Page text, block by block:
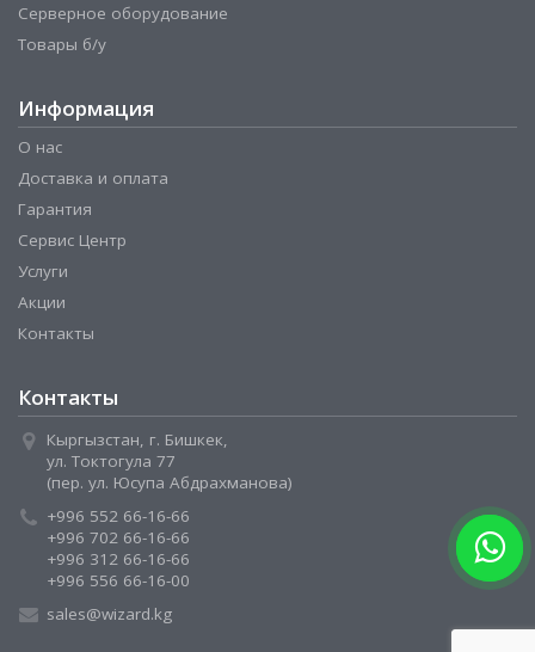
Серверное оборудование
Товары б/у
Информация
О нас
Доставка и оплата
Гарантия
Сервис Центр
Услуги
Акции
Контакты
Контакты
Кыргызстан, г. Бишкек,
ул. Токтогула 77
(пер. ул. Юсупа Абдрахманова)
+996 552 66-16-66
+996 702 66-16-66
+996 312 66-16-66
+996 556 66-16-00
sales@wizard.kg